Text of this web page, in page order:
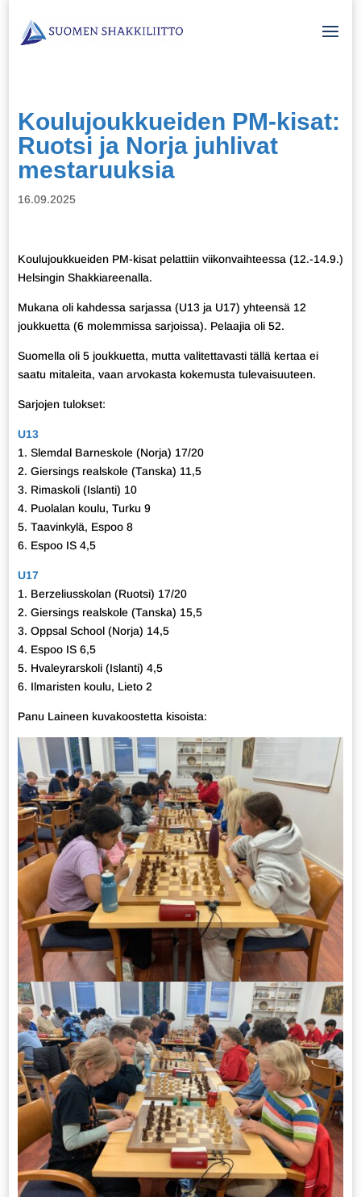
Koulujoukkueiden PM-kisat:
Ruotsi ja Norja juhlivat
mestaruuksia
16.09.2025
Koulujoukkueiden PM-kisat pelattiin viikonvaihteessa (12.-14.9.)
Helsingin Shakkiareenalla.
Mukana oli kahdessa sarjassa (U13 ja U17) yhteensä 12
joukkuetta (6 molemmissa sarjoissa). Pelaajia oli 52.
Suomella oli 5 joukkuetta, mutta valitettavasti tällä kertaa ei
saatu mitaleita, vaan arvokasta kokemusta tulevaisuuteen.
Sarjojen tulokset:
U13
1. Slemdal Barneskole (Norja) 17/20
2. Giersings realskole (Tanska) 11,5
3. Rimaskoli (Islanti) 10
4. Puolalan koulu, Turku 9
5. Taavinkylä, Espoo 8
6. Espoo IS 4,5
U17
1. Berzeliusskolan (Ruotsi) 17/20
2. Giersings realskole (Tanska) 15,5
3. Oppsal School (Norja) 14,5
4. Espoo IS 6,5
5. Hvaleyrarskoli (Islanti) 4,5
6. Ilmaristen koulu, Lieto 2
Panu Laineen kuvakoostetta kisoista: